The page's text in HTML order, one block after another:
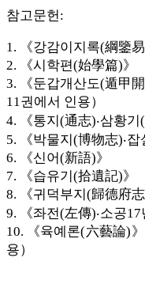
참고문헌:
1. 《강감이지록(綱鑒易
2. 《시학편(始學篇)》
3. 《둔갑개산도(遁甲
11권에서 인용）
4. 《통지(通志)‧삼황기(
5. 《박물지(博物志)‧잡
6. 《신어(新語)》
7. 《습유기(拾遺記)》
8. 《귀덕부지(歸德府志
9. 《좌전(左傳)‧소공17
10. 《육예론(六藝論)
용）